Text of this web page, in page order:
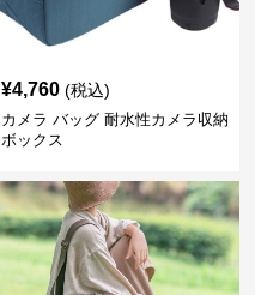
¥4,760 (税込)
カメラ バッグ 耐水性カメラ収納
ボックス